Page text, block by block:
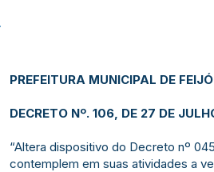
PREFEITURA MUNICIPAL DE FEIJÓ
DECRETO Nº. 106, DE 27 DE
“Altera dispositivo do Decreto nº
contemplem em suas atividades a